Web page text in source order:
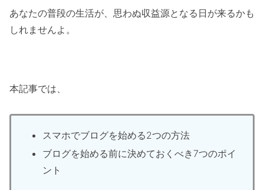
あなたの普段の生活が、思わぬ収益源となる日が来るかも
しれませんよ。
本記事では、
スマホでブログを始める2つの方法
ブログを始める前に決めておくべき7つのポイ
ント